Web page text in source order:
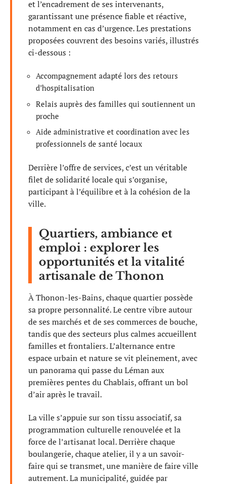
et l’encadrement de ses intervenants,
garantissant une présence fiable et réactive,
notamment en cas d’urgence. Les prestations
proposées couvrent des besoins variés, illustrés
ci-dessous :
Accompagnement adapté lors des retours
d’hospitalisation
Relais auprès des familles qui soutiennent un
proche
Aide administrative et coordination avec les
professionnels de santé locaux
Derrière l’offre de services, c’est un véritable
filet de solidarité locale qui s’organise,
participant à l’équilibre et à la cohésion de la
ville.
Quartiers, ambiance et
emploi : explorer les
opportunités et la vitalité
artisanale de Thonon
À Thonon-les-Bains, chaque quartier possède
sa propre personnalité. Le centre vibre autour
de ses marchés et de ses commerces de bouche,
tandis que des secteurs plus calmes accueillent
familles et frontaliers. L’alternance entre
espace urbain et nature se vit pleinement, avec
un panorama qui passe du Léman aux
premières pentes du Chablais, offrant un bol
d’air après le travail.
La ville s’appuie sur son tissu associatif, sa
programmation culturelle renouvelée et la
force de l’artisanat local. Derrière chaque
boulangerie, chaque atelier, il y a un savoir-
faire qui se transmet, une manière de faire ville
autrement. La municipalité, guidée par